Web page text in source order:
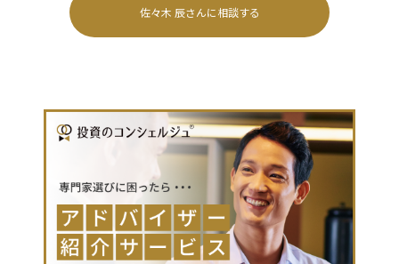
佐々木 辰さんに相談する